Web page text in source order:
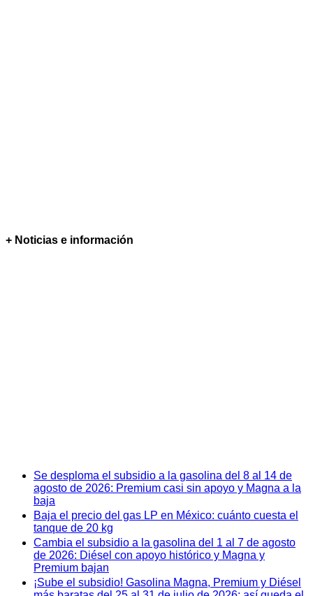
+ Noticias e información
Se desploma el subsidio a la gasolina del 8 al 14 de
agosto de 2026: Premium casi sin apoyo y Magna a la
baja
Baja el precio del gas LP en México: cuánto cuesta el
tanque de 20 kg
Cambia el subsidio a la gasolina del 1 al 7 de agosto
de 2026: Diésel con apoyo histórico y Magna y
Premium bajan
¡Sube el subsidio! Gasolina Magna, Premium y Diésel